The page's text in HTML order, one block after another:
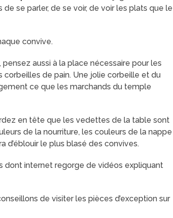
se parler, de se voir, de voir les plats que le
convive.
aussi à la place nécessaire pour les
corbeilles de pain. Une jolie corbeille et du
ce que les marchands du temple
en tête que les vedettes de la table sont
de la nourriture, les couleurs de la nappe
d’éblouir le plus blasé des convives.
dont internet regorge de vidéos expliquant
de visiter les pièces d’exception sur